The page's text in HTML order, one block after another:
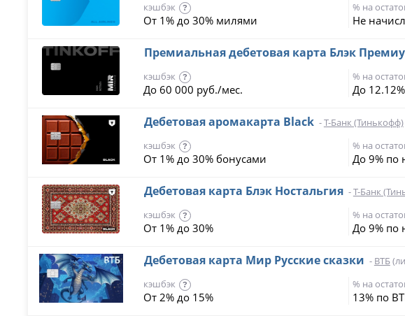
кэшбэк
?
От 1% до 30% милями
% на
Не
Премиальная дебетовая карта Блэк
кэшбэк
?
До 60 000 руб./мес.
% на
До
Дебетовая аромакарта Black -Т-Банк (Тинькофф)
кэшбэк
?
От 1% до 30% бонусами
% на
До 9% по
Дебетовая карта Блэк Ностальгия -Т-Банк
кэшбэк
?
От 1% до 30%
% на
До 9% по
Дебетовая карта Мир Русские сказки - ВТБ
кэшбэк
?
От 2% до 15%
% на
13% по